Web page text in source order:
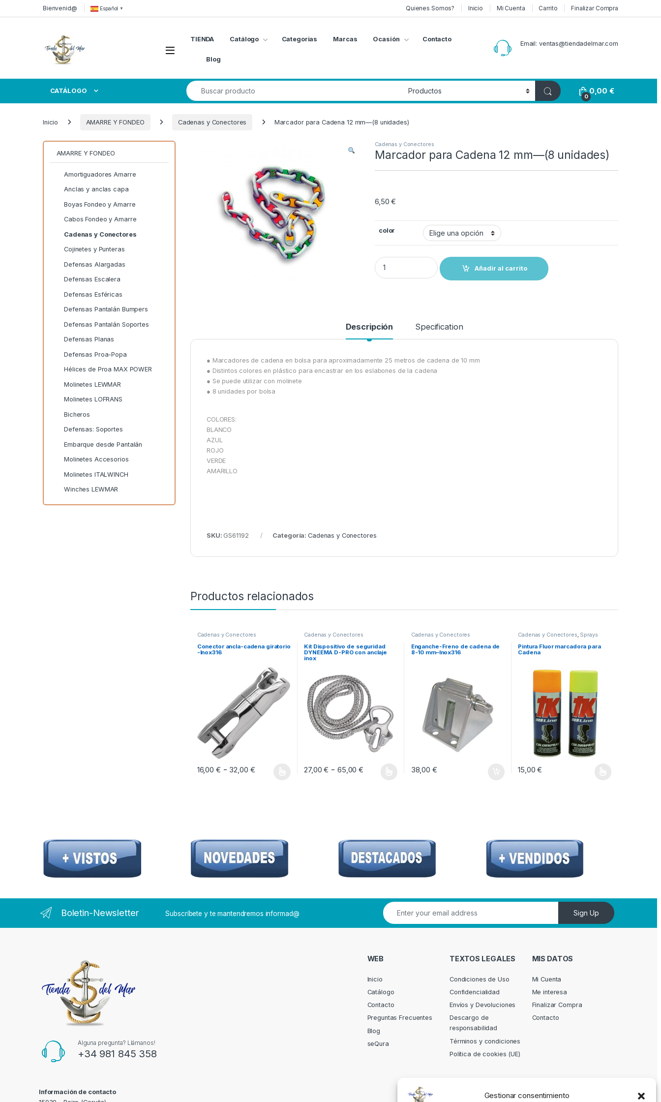
Gestionar consentimiento
Skip to navigation
Skip to contentBienvenid@ Español ▼ Quienes Somos? Inicio Mi Cuenta Carrito Finalizar Compra
Open
TIENDA Catálogo Categorias Marcas Ocasión Contacto
Blog
Email: ventas@tiendadelmar.com
CATÁLOGO
Search for:
0
0,00€
Inicio AMARRE Y FONDEO Cadenas y Conectores Marcador para Cadena 12 mm—(8 unidades)
Cadenas y Conectores
Marcador para Cadena 12 mm—(8 unidades)
6,50€
color
Marcador para Cadena 12 mm---(8 unidades) quantity
Añadir al carrito
Descripción Specification
● Marcadores de cadena en bolsa para aproximadamente 25 metros de cadena de 10 mm
● Distintos colores en plástico para encastrar en los eslabones de la cadena
● Se puede utilizar con molinete
● 8 unidades por bolsa
COLORES:
BLANCO
AZUL
ROJO
VERDE
AMARILLO
SKU: GS61192 Categoría:Cadenas y Conectores
Productos relacionados
Cadenas y Conectores
Conector ancla-cadena giratorio
-Inox316
16,00 € - 32,00 €Rango de precios: desde 16,00 € hasta 32,00 €
Cadenas y Conectores
Kit Dispositivo de seguridad
DYNEEMA D-PRO con anclaje
inox
27,00€ - 65,00€ Rango de precios: desde 27,00 € hasta 65,00 €
Cadenas y Conectores
Enganche-Freno de cadena de
8-10 mm–Inox316
38,00 €
Cadenas y Conectores, Sprays
Técnicos Marinos
Pintura Fluor marcadora para
Cadena
15,00€
AMARRE Y FONDEO
Amortiguadores Amarre
Anclas y anclas capa
Boyas Fondeo y Amarre
Cabos Fondeo y Amarre
Cadenas y Conectores
Cojinetes y Punteras
Defensas Alargadas
Defensas Escalera
Defensas Esféricas
Defensas Pantalán Bumpers
Defensas Pantalán Soportes
Defensas Planas
Defensas Proa-Popa
Hélices de Proa MAX POWER
Molinetes LEWMAR
Molinetes LOFRANS
Bicheros
Defensas: Soportes
Embarque desde Pantalán
Molinetes Accesorios
Molinetes ITALWINCH
Winches LEWMAR
Boletin-Newsletter Subscríbete y te mantendremos informad@ Sign Up
Alguna pregunta? Llámanos!
+34 981 845 358
Información de contacto
WEB
Inicio
Catálogo
Contacto
Preguntas Frecuentes
Blog
seQura
TEXTOS LEGALES
Condiciones de Uso
Confidencialidad
Envíos y Devoluciones
Descargo de
responsabilidad
Términos y condiciones
Política de cookies (UE)
MIS DATOS
Mi Cuenta
Me interesa
Finalizar Compra
Contacto